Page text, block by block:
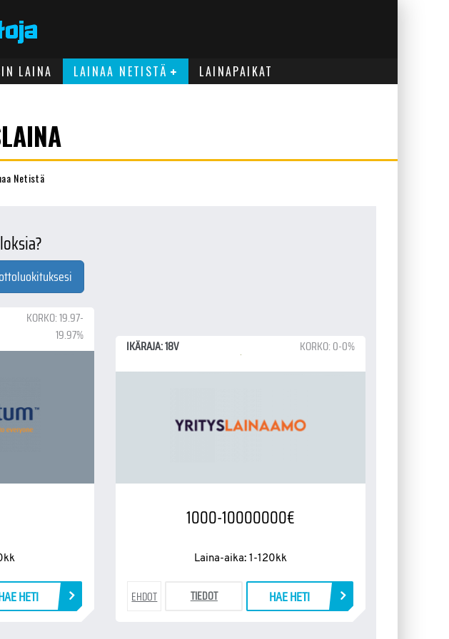
LAINA LAINAA NETISTÄ LAINAPAIKAT
Netistä
KORKO: 19.97-
19.97%
HETI
IKÄRAJA: 18V KORKO: 0-0%
1000-10000000€
Laina-aika: 1-120kk
EHDOT TIEDOT HAE HETI